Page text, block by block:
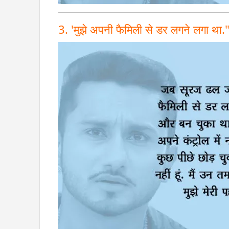
3. 'मुझे अपनी फैमिली से डर लगने लगा था."